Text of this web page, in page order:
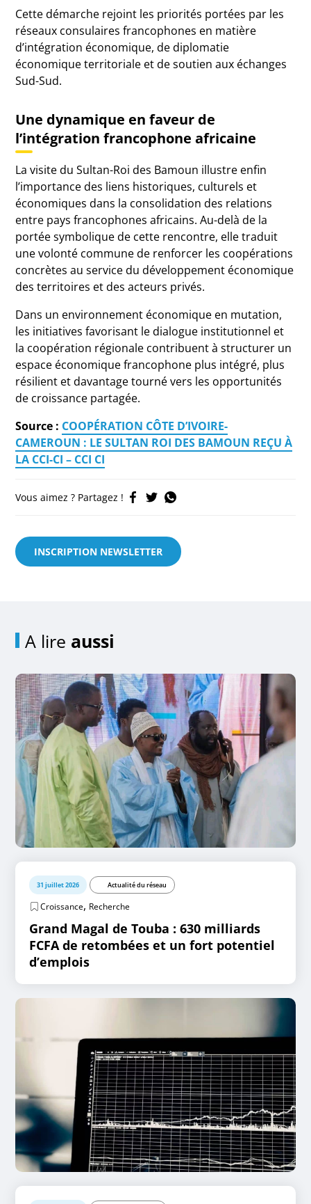
Cette démarche rejoint les priorités portées par les
réseaux consulaires francophones en matière
d’intégration économique, de diplomatie
économique territoriale et de soutien aux échanges
Sud-Sud.
Une dynamique en faveur de
l’intégration francophone africaine
La visite du Sultan-Roi des Bamoun illustre enfin
l’importance des liens historiques, culturels et
économiques dans la consolidation des relations
entre pays francophones africains. Au-delà de la
portée symbolique de cette rencontre, elle traduit
une volonté commune de renforcer les coopérations
concrètes au service du développement économique
des territoires et des acteurs privés.
Dans un environnement économique en mutation,
les initiatives favorisant le dialogue institutionnel et
la coopération régionale contribuent à structurer un
espace économique francophone plus intégré, plus
résilient et davantage tourné vers les opportunités
de croissance partagée.
Source : COOPÉRATION CÔTE D’IVOIRE-
CAMEROUN : LE SULTAN ROI DES BAMOUN REÇU À
LA CCI-CI – CCI CI
Vous aimez ? Partagez !
INSCRIPTION NEWSLETTER
A lire aussi
31 juillet 2026 Actualité du réseau
Croissance, Recherche
Grand Magal de Touba : 630 milliards
FCFA de retombées et un fort potentiel
d’emplois